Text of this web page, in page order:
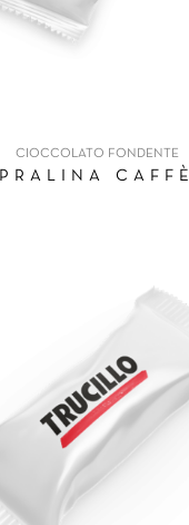
CIOCCOLATO FONDENTE
PRALINA CAFFÈ